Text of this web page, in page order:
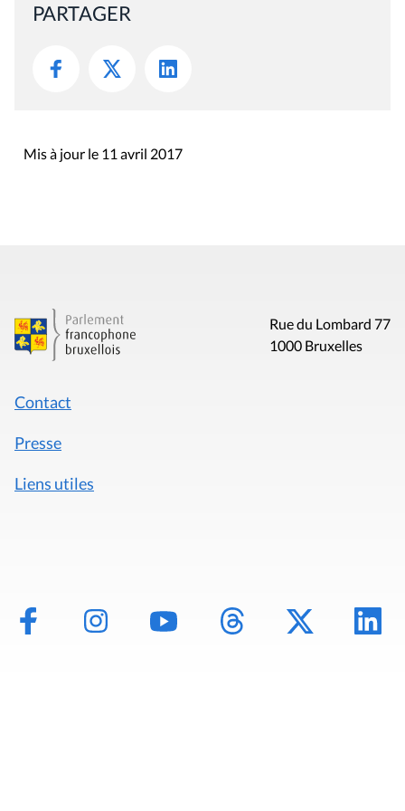
PARTAGER
Mis à jour le 11 avril 2017
Rue du Lombard 77
1000 Bruxelles
Contact
Presse
Liens utiles